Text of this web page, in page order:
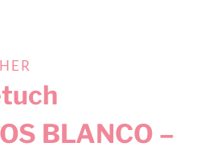
BLANCO –